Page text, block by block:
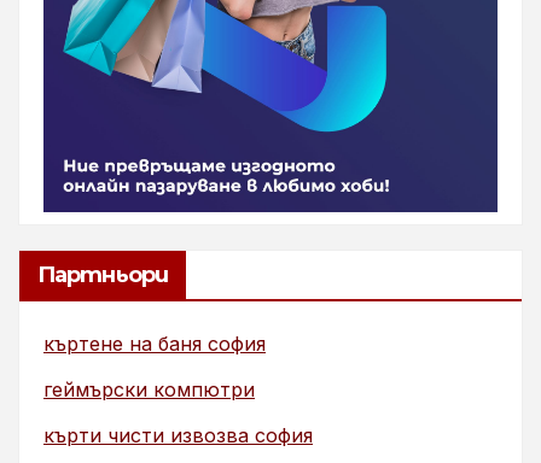
Партньори
къртене на баня софия
геймърски компютри
кърти чисти извозва софия